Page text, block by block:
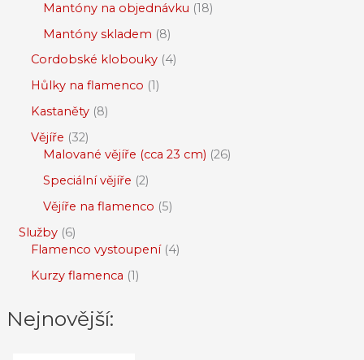
Mantóny na objednávku 18
Mantóny skladem 8
Cordobské klobouky 4
Hůlky na flamenco 1
Kastaněty 8
Vějíře 32
Malované vějíře (cca 23 cm) 26
Speciální vějíře 2
Vějíře na flamenco 5
Služby 6
Flamenco vystoupení 4
Kurzy flamenca 1
Nejnovější: